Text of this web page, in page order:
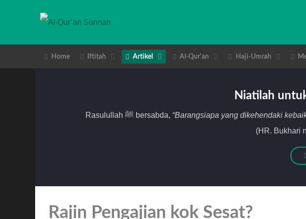
Home Iftitah Artikel Al-Qur'an Haji-Umrah
Niatilah
Rasulullah ﷺ bersabda, “Barangsiapa yang dikehendaki
(HR. Bukhari
Rajin Pengajian kok Sesat?